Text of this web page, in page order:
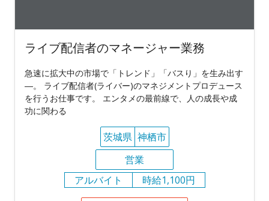
ライブ配信者のマネージャー業務
急速に拡大中の市場で「トレンド」「バスり」を生み出す
―。 ライブ配信者(ライバー)のマネジメントプロデュース
を行うお仕事です。 エンタメの最前線で、人の成長や成
功に関わる
茨城県 神栖市
営業
アルバイト
時給1,100円